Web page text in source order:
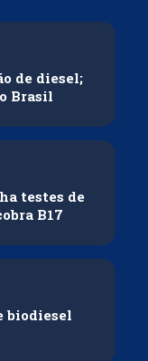
de diesel;
Brasil
testes de
B17
biodiesel